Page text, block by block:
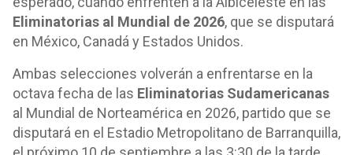
Eliminatorias al Mundial de 2026, que se disputará
en México, Canadá y Estados Unidos.
Ambas selecciones volverán a enfrentarse en la
octava fecha de las Eliminatorias Sudamericanas
al Mundial de Norteamérica en 2026, partido que se
disputará en el Estadio Metropolitano de Barranquilla,